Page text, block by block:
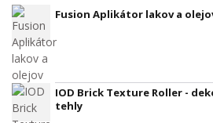
Fusion Aplikátor lakov a
IOD Brick Texture Roller -
tehly